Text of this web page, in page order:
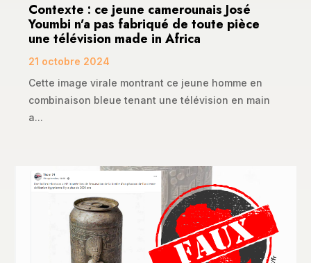
Contexte : ce jeune camerounais José
Youmbi n’a pas fabriqué de toute pièce
une télévision made in Africa
21 octobre 2024
Cette image virale montrant ce jeune homme en
combinaison bleue tenant une télévision en main
a...